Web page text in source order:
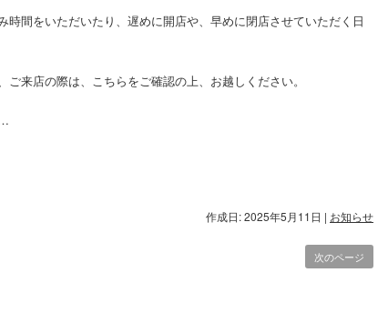
間をいただいたり、遅めに開店や、早めに閉店させていただく日
来店の際は、こちらをご確認の上、お越しください。
作成日: 2025年5月11日 | お知らせ
次のページ